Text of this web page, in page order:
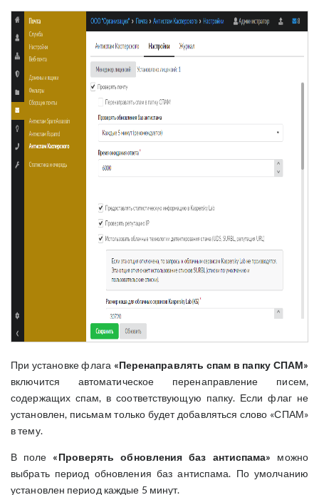
При установке флага «Перенаправлять спам в папку СПАМ»
включится автоматическое перенаправление писем,
содержащих спам, в соответствующую папку. Если флаг не
установлен, письмам только будет добавляться слово «СПАМ»
в тему.
В поле «Проверять обновления баз антиспама» можно
выбрать период обновления баз антиспама. По умолчанию
установлен период каждые 5 минут.